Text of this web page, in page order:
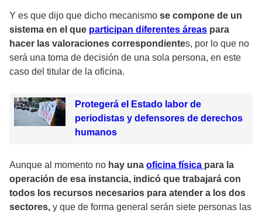
Y es que dijo que dicho mecanismo se compone de un
sistema en el que participan diferentes áreas para
hacer las valoraciones correspondientes, por lo que no
será una toma de decisión de una sola persona, en este
caso del titular de la oficina.
Protegerá el Estado labor de
periodistas y defensores de derechos
humanos
Aunque al momento no hay una oficina física para la
operación de esa instancia, indicó que trabajará con
todos los recursos necesarios para atender a los dos
sectores, y que de forma general serán siete personas las